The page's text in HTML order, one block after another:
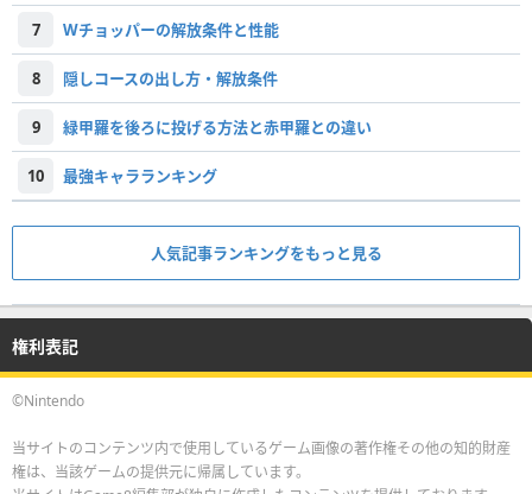
7 Wチョッパーの解放条件と性能
8 隠しコースの出し方・解放条件
9 緑甲羅を後ろに投げる方法と赤甲羅との違い
10 最強キャラランキング
人気記事ランキングをもっと見る
権利表記
©Nintendo
当サイトのコンテンツ内で使用しているゲーム画像の著作権その他の知的財産
権は、当該ゲームの提供元に帰属しています。